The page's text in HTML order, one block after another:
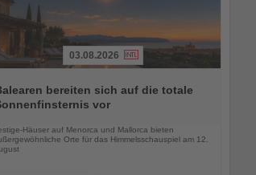
03.08.2026
bereiten sich auf die totale
vor
Häuser auf Menorca und Mallorca bieten
Orte für das Himmelsschauspiel am 12.